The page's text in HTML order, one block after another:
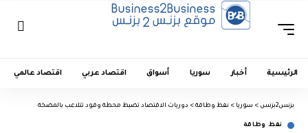
الرئيسية أخبار سوريا أسواق اقتصاد عربي اقتصاد عالمي
بزنس2بزنس > سوريا > نفط وطاقة > دوريات الاقتصاد تضبط محطة وقود تتلاعب بالمضخة
نفط وطاقة